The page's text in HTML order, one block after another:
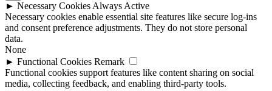
► Necessary CookiesAlways Active
Necessary cookies enable essential site features like secure log-ins
and consent preference adjustments. They do not store personal
data.
None
► Functional Cookies Remark
Functional cookies support features like content sharing on social
media, collecting feedback, and enabling third-party tools.